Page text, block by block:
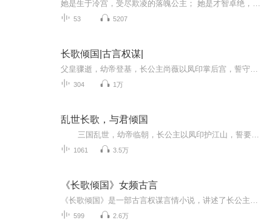
53 5207
长歌倾国|古言权谋|
304 1万
乱世长歌，与君倾国
1061 3.5万
《长歌倾国》女频古言
599 2.6万